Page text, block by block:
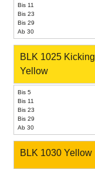
Bis 11
Bis 23
Bis 29
Ab 30
BLK 1025 Kicking
Yellow
Bis 5
Bis 11
Bis 23
Bis 29
Ab 30
BLK 1030 Yellow